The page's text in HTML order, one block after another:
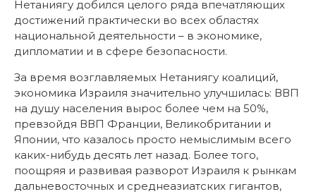
Нетаниягу добился целого ряда впечатляющих
достижений практически во всех областях
национальной деятельности – в экономике,
дипломатии и в сфере безопасности.
За время возглавляемых Нетаниягу коалиций,
экономика Израиля значительно улучшилась: ВВП
на душу населения вырос более чем на 50%,
превзойдя ВВП Франции, Великобритании и
Японии, что казалось просто немыслимым всего
каких-нибудь десять лет назад. Более того,
поощряя и развивая разворот Израиля к рынкам
дальневосточных и среднеазиатских гигантов,